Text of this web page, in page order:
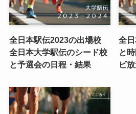
全日本駅伝2023の出場校
全日本大学駅伝のシード校
と予選会の日程・結果
全
と
ビ